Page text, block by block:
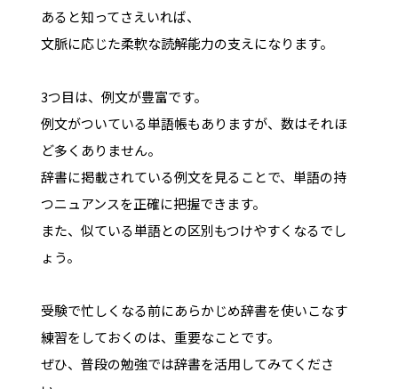
あると知ってさえいれば、
文脈に応じた柔軟な読解能力の支えになります。
3つ目は、例文が豊富です。
例文がついている単語帳もありますが、数はそれほ
ど多くありません。
辞書に掲載されている例文を見ることで、単語の持
つニュアンスを正確に把握できます。
また、似ている単語との区別もつけやすくなるでし
ょう。
受験で忙しくなる前にあらかじめ辞書を使いこなす
練習をしておくのは、重要なことです。
ぜひ、普段の勉強では辞書を活用してみてくださ